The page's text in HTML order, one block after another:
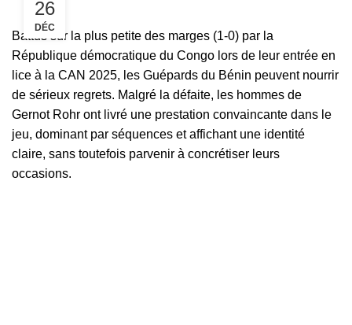
26
DÉC
Battus sur la plus petite des marges (1-0) par la
République démocratique du Congo lors de leur entrée en
lice à la CAN 2025, les Guépards du Bénin peuvent nourrir
de sérieux regrets. Malgré la défaite, les hommes de
Gernot Rohr ont livré une prestation convaincante dans le
jeu, dominant par séquences et affichant une identité
claire, sans toutefois parvenir à concrétiser leurs
occasions.